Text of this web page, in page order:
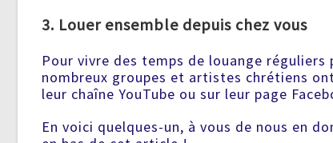
3. Louer ensemble depuis chez vous
Pour vivre des temps de louange
nombreux groupes et artistes chrétiens
leur chaîne YouTube ou sur leur page
En voici quelques-un, à vous de nous en